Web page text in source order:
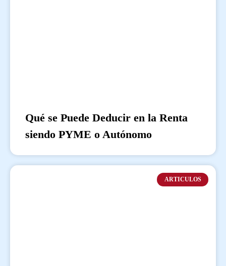
Qué se Puede Deducir en la Renta
siendo PYME o Autónomo
ARTICULOS